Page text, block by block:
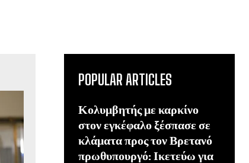
POPULAR ARTICLES
Κολυμβητής με καρκίνο
στον εγκέφαλο ξέσπασε σε
κλάματα προς τον Βρετανό
πρωθυπουργό: Ικετεύω για